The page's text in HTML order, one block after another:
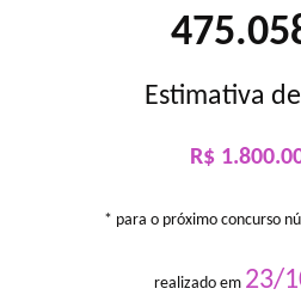
Estimativa
R$
* para o próximo concurso
realizado em 23/